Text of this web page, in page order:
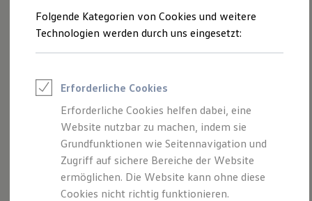
Saisonangebote
Reifenpakete
Leasing
Leasing-Angebote
Elektroauto Leasing
Kleinwagen-Leasing
Leasing ohne Anzahlung
Finanzierung
Autokredit mit Schlussrate
Versicherungen und Garantien
Kfz-Versicherung
Restschuldversicherungen
Garantien
Strampler anfragen
Folgende Kategorien von Cookies und weitere
Technologien werden durch uns eingesetzt:
Erforderliche Cookies
Erforderliche Cookies helfen dabei, eine
Website nutzbar zu machen, indem sie
Grundfunktionen wie Seitennavigation und
Zugriff auf sichere Bereiche der Website
ermöglichen. Die Website kann ohne diese
Cookies nicht richtig funktionieren.